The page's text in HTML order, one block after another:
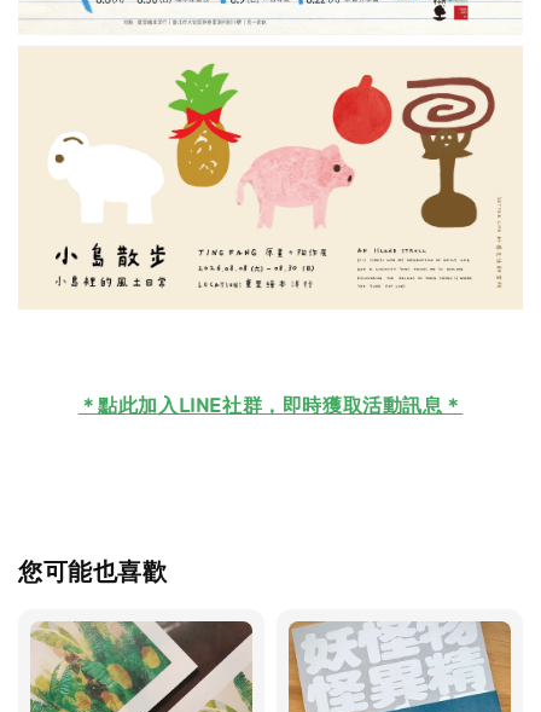
＊點此加入LINE社群，即時獲取活動訊息＊
您可能也喜歡